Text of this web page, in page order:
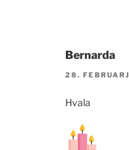
Bernarda
28.
Hvala